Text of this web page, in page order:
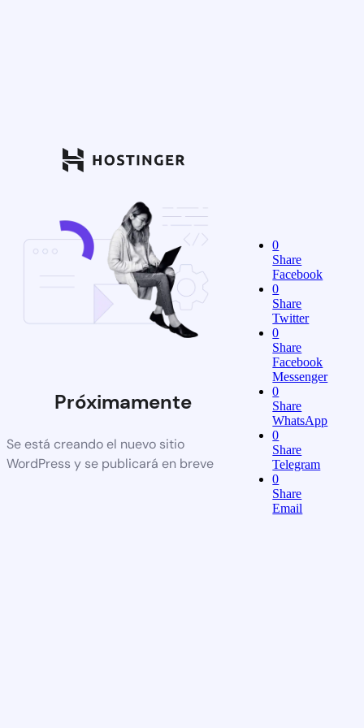
Próximamente
Se está creando el nuevo sitio
WordPress y se publicará en breve
0
Share
Facebook
0
Share
Twitter
0
Share
Facebook
Messenger
0
Share
WhatsApp
0
Share
Telegram
0
Share
Email